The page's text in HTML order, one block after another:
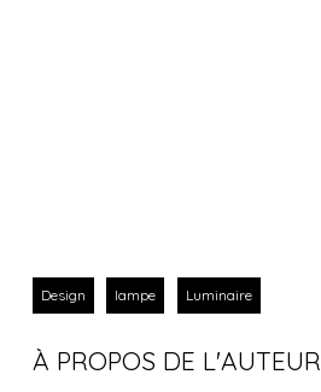
Design lampe Luminaire
À PROPOS DE L'AUTEUR